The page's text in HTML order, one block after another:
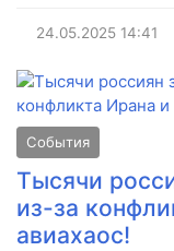
24.05.2025 14:41
События
Тысячи
из-за
авиахаос!